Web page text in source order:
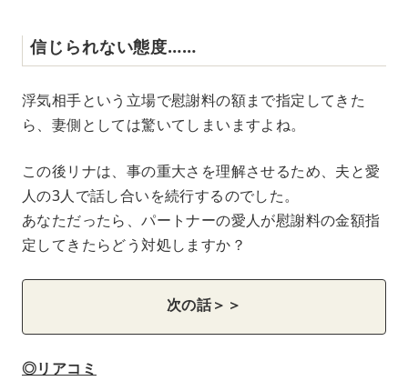
信じられない態度……
浮気相手という立場で慰謝料の額まで指定してきた
ら、妻側としては驚いてしまいますよね。
この後リナは、事の重大さを理解させるため、夫と愛
人の3人で話し合いを続行するのでした。
あなただったら、パートナーの愛人が慰謝料の金額指
定してきたらどう対処しますか？
次の話＞＞
◎リアコミ